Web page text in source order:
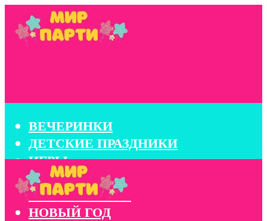
ВЕЧЕРИНКИ
ДЕТСКИЕ ПРАЗДНИКИ
ИГРЫ
КОНКУРСЫ
КОРПОРАТИВЫ
НОВЫЙ ГОД